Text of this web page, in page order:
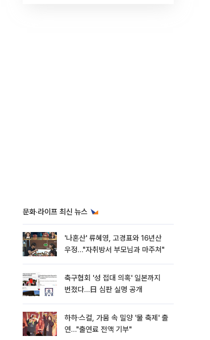
문화·라이프 최신 뉴스
'나혼산' 류혜영, 고경표와 16년산
우정…"자취방서 부모님과 마주쳐"
축구협회 '성 접대 의혹' 일본까지
번졌다…日 심판 실명 공개
하하·스컬, 가뭄 속 밀양 '물 축제' 출
연…"출연료 전액 기부"